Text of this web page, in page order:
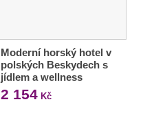
Moderní horský hotel v
polských Beskydech s
jídlem a wellness
2 154Kč